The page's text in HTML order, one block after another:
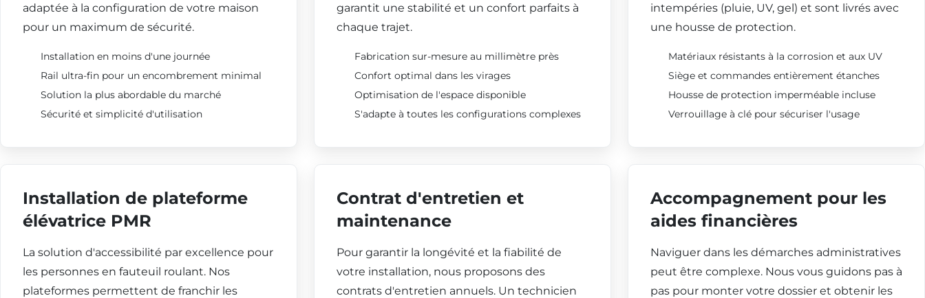
adaptée à la configuration de votre maison
pour un maximum de sécurité.
Installation en moins d'une journée
Rail ultra-fin pour un encombrement minimal
Solution la plus abordable du marché
Sécurité et simplicité d'utilisation
garantit une stabilité et un confort parfaits à
chaque trajet.
Fabrication sur-mesure au millimètre près
Confort optimal dans les virages
Optimisation de l'espace disponible
S'adapte à toutes les configurations complexes
intempéries (pluie, UV, gel) et sont livrés avec
une housse de protection.
Matériaux résistants à la corrosion et aux UV
Siège et commandes entièrement étanches
Housse de protection imperméable incluse
Verrouillage à clé pour sécuriser l'usage
Installation de plateforme
élévatrice PMR
La solution d'accessibilité par excellence pour
les personnes en fauteuil roulant. Nos
plateformes permettent de franchir les
Contrat d'entretien et
maintenance
Pour garantir la longévité et la fiabilité de
votre installation, nous proposons des
contrats d'entretien annuels. Un technicien
Accompagnement pour les
aides financières
Naviguer dans les démarches administratives
peut être complexe. Nous vous guidons pas à
pas pour monter votre dossier et obtenir les